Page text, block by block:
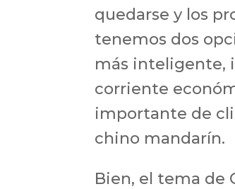
quedarse y los
tenemos dos
más inteligente,
corriente
importante de
chino mandarín.
Bien, el tema de